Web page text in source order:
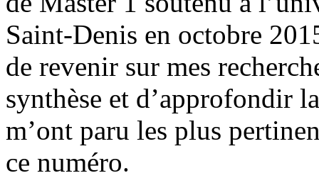
Saint-Denis en octobre
de revenir sur mes
synthèse et d’approfondir
m’ont paru les plus
ce numéro.